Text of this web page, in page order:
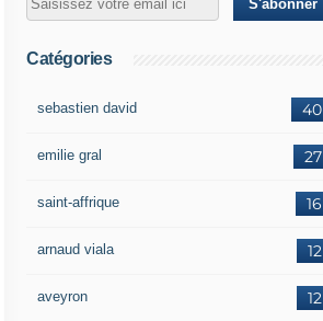
Catégories
40
sebastien david
27
emilie gral
16
saint-affrique
12
arnaud viala
12
aveyron